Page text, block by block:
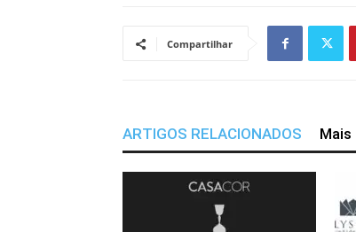
Compartilhar
ARTIGOS RELACIONADOS